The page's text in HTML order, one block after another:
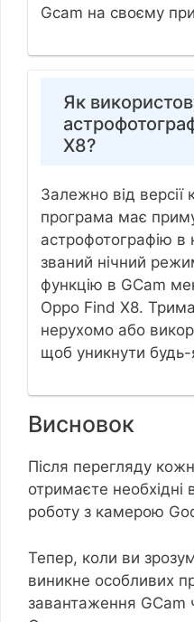
Gcam на своєму
Як
X8?
Залежно від
програма має
астрофотографію в
званий нічний
функцію в GCam
Oppo Find X8.
нерухомо або
щоб уникнути
Висновок
Після перегляду
отримаєте необхідні
роботу з камерою
Тепер, коли ви
виникне особливих
завантаження GCam